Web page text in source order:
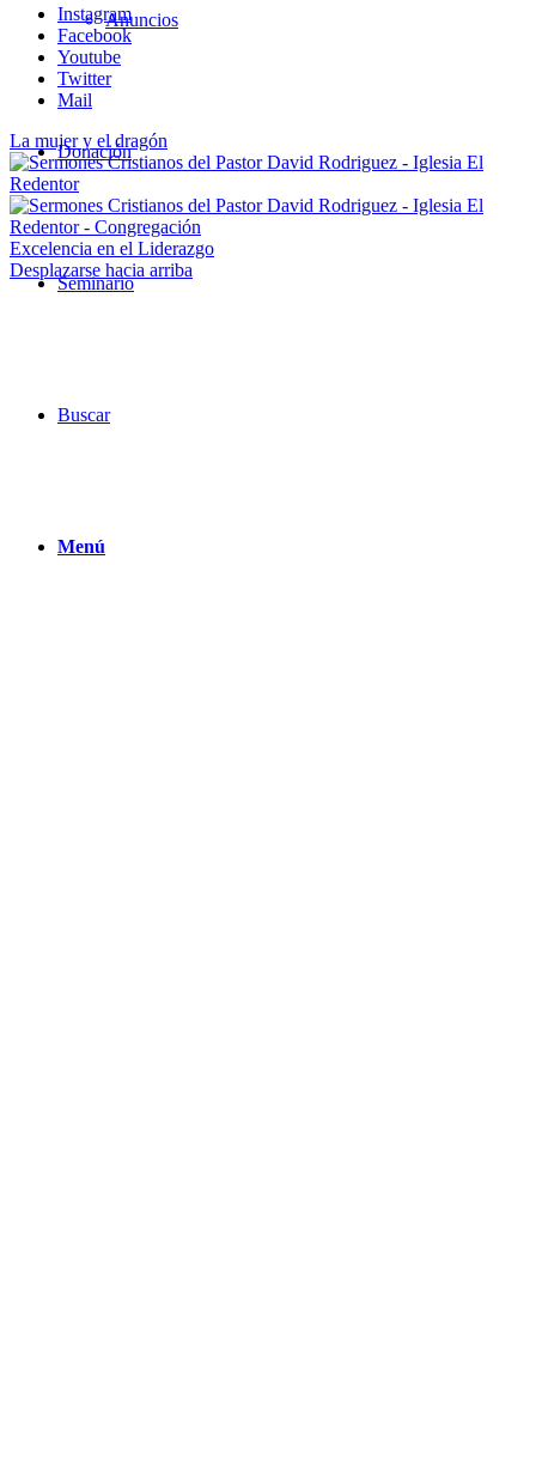
Anuncios
Donación
Seminario
Buscar
Menú
Instagram
Facebook
Youtube
Twitter
Mail
La mujer y el dragón
Excelencia en el Liderazgo
Desplazarse hacia arriba